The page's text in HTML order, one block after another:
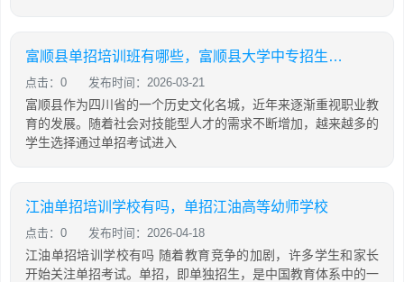
富顺县单招培训班有哪些，富顺县大学中专招生委员会高等教育自学考试办公室
点击：0 发布时间：2026-03-21
富顺县作为四川省的一个历史文化名城，近年来逐渐重视职业教
育的发展。随着社会对技能型人才的需求不断增加，越来越多的
学生选择通过单招考试进入
江油单招培训学校有吗，单招江油高等幼师学校
点击：0 发布时间：2026-04-18
江油单招培训学校有吗 随着教育竞争的加剧，许多学生和家长
开始关注单招考试。单招，即单独招生，是中国教育体系中的一